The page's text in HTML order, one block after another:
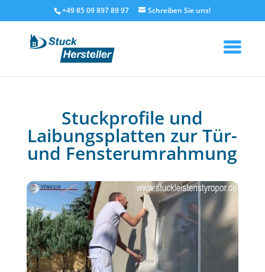
+49 85 09 897 89 97
Stuckprofile und
Laibungsplatten zur Tür-
und Fensterumrahmung